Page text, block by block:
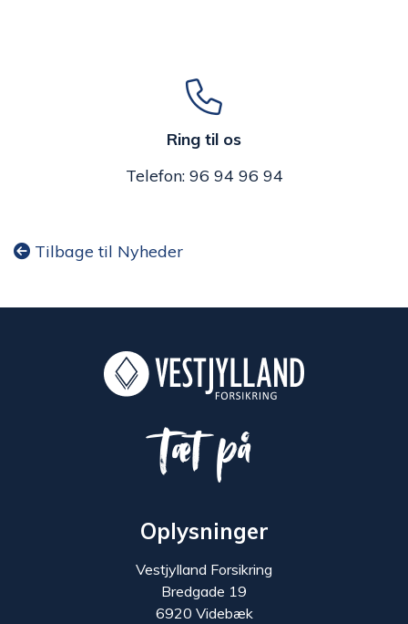
Ring til os
Telefon: 96 94 96 94
Tilbage til Nyheder
Tæt på
Oplysninger
Vestjylland Forsikring
Bredgade 19
6920 Videbæk